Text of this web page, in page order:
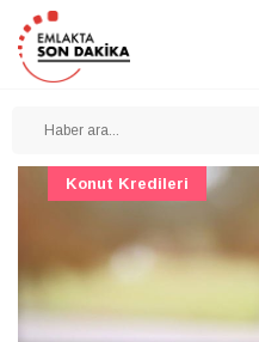
Konut Projeleri